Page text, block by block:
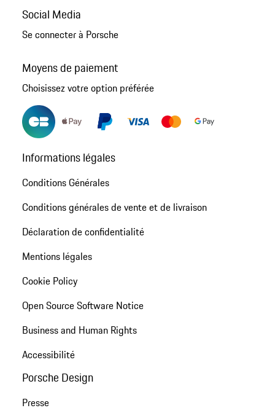
Social Media
Se connecter à Porsche
Moyens de paiement
Choisissez votre option préférée
Informations légales
Conditions Générales
Conditions générales de vente et de livraison
Déclaration de confidentialité
Mentions légales
Cookie Policy
Open Source Software Notice
Business and Human Rights
Accessibilité
Porsche Design
Presse